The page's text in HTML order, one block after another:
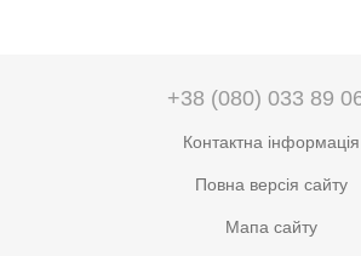
+38 (080) 033 89
Контактна інформація
Повна версія сайту
Мапа сайту